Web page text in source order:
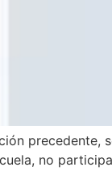
precedente,
no